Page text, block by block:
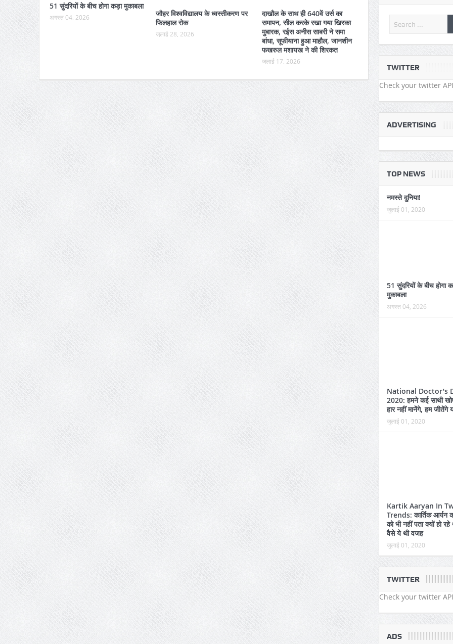
51 सुंदरियों के बीच होगा कड़ा मुकाबला
अगस्त 04, 2026
जौहर विश्वविद्यालय के ध्वस्तीकरण पर
फिलहाल रोक
जुलाई 28, 2026
दाखौल के साथ ही 640वें उर्स का
समापन, सील करके रखा गया खिरका
मुबारक, रईस अनीस साबरी ने समा
बांधा, सूफीयाना हुआ माहौल, जानशीन
फखरुल मशायख ने की शिरकत
जुलाई 17, 2026
TWITTER
Check your twitter
ADVERTISING
TOP NEWS
नमस्ते दुनिया!
जुलाई 01, 2020
51 सुंदरियों के बीच होगा
मुकाबला
अगस्त 04, 2026
National Doctor’s
2020: हमने कई साथी
हार नहीं मानेंगे, हम जीतेंगे
जुलाई 01, 2020
Kartik Aaryan In
Trends: कार्तिक आर्यन
को भी नहीं पता क्यों हो
वैसे ये थी वजह
जुलाई 01, 2020
TWITTER
Check your twitter
ADS
130 पुलिसकर्मियों वाला बसखारी थाना
बिजली आपूर्ति से महरुम, कार्य हो रहे
नहीं मिल रही बिजली
51 सुंदरियों के बीच होगा कड़ा